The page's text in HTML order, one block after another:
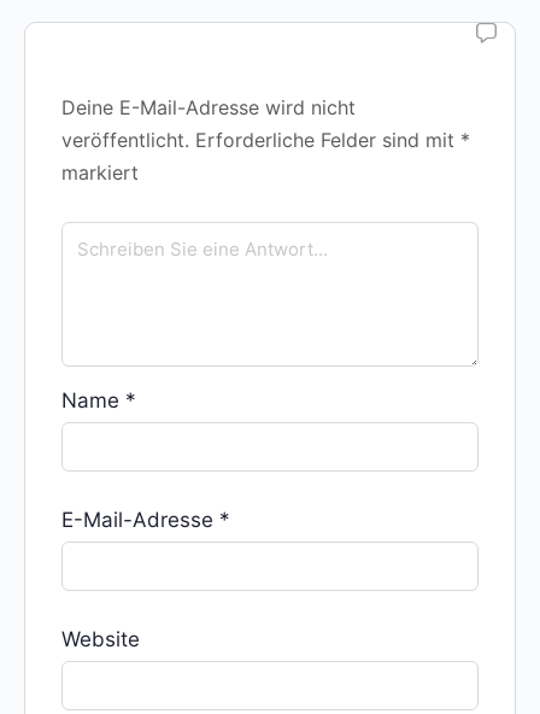
Deine E-Mail-Adresse wird nicht
veröffentlicht. Erforderliche Felder sind mit *
markiert
Name *
E-Mail-Adresse *
Website